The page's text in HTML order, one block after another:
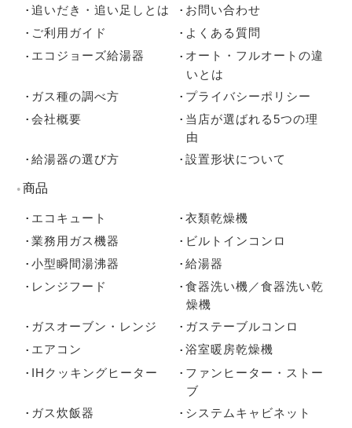
追いだき・追い足しとは
お問い合わせ
ご利用ガイド
よくある質問
エコジョーズ給湯器
オート・フルオートの違
いとは
ガス種の調べ方
プライバシーポリシー
会社概要
当店が選ばれる5つの理
由
給湯器の選び方
設置形状について
商品
エコキュート
衣類乾燥機
業務用ガス機器
ビルトインコンロ
小型瞬間湯沸器
給湯器
レンジフード
食器洗い機／食器洗い乾
燥機
ガスオーブン・レンジ
ガステーブルコンロ
エアコン
浴室暖房乾燥機
IHクッキングヒーター
ファンヒーター・ストー
ブ
ガス炊飯器
システムキャビネット